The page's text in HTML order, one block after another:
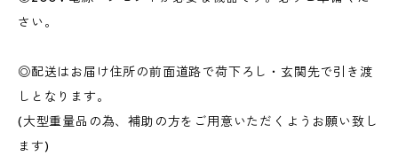
さい。
◎配送はお届け住所の前面道路で荷下ろし・玄関先で引き渡
しとなります。
(大型重量品の為、補助の方をご用意いただくようお願い致し
ます)